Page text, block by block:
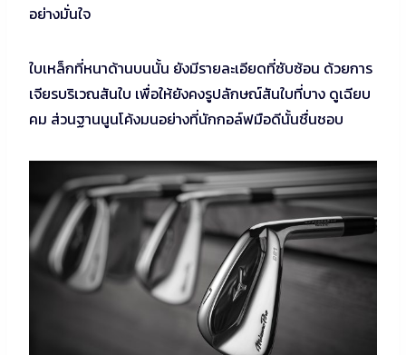
อย่างมั่นใจ
ใบเหล็กที่หนาด้านบนนั้น ยังมีรายละเอียดที่ซับซ้อน ด้วยการ
เจียรบริเวณสันใบ เพื่อให้ยังคงรูปลักษณ์สันใบที่บาง ดูเฉียบ
คม ส่วนฐานนูนโค้งมนอย่างที่นักกอล์ฟมือดีนั้นชื่นชอบ